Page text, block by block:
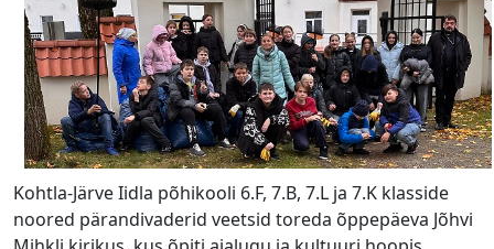
Kohtla-Järve Iidla põhikooli 6.F, 7.B, 7.L ja 7.K klasside
noored pärandivaderid veetsid toreda õppepäeva Jõhvi